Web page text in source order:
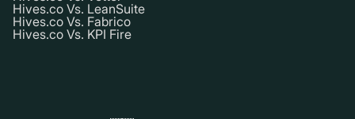
Hives.co Vs. LeanSuite
Hives.co Vs. Fabrico
Hives.co Vs. KPI Fire